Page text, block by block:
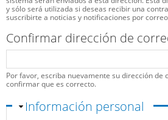
y sólo será utilizada si deseas recibir una
suscribirte a noticias y notificaciones por
Confirmar dirección de
Por favor, escriba nuevamente su dirección de
confirmar que es correcto.
Ocultar
Información personal